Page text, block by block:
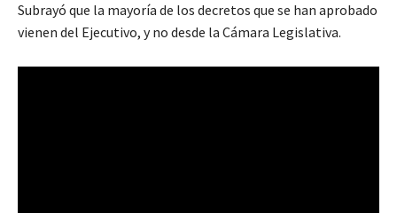
Subrayó que la mayoría de los decretos que se han aprobado
vienen del Ejecutivo, y no desde la Cámara Legislativa.